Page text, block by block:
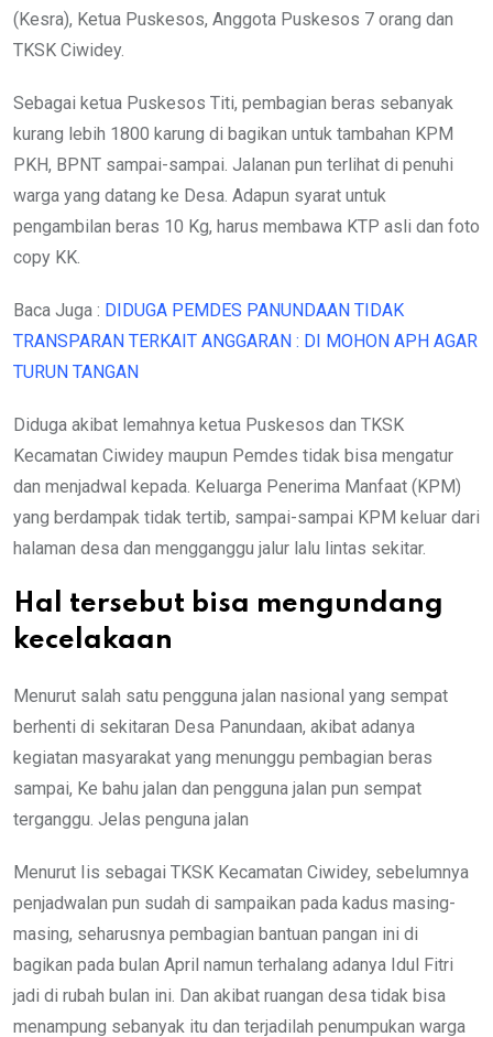
(Kesra), Ketua Puskesos, Anggota Puskesos 7 orang dan
TKSK Ciwidey.
Sebagai ketua Puskesos Titi, pembagian beras sebanyak
kurang lebih 1800 karung di bagikan untuk tambahan KPM
PKH, BPNT sampai-sampai. Jalanan pun terlihat di penuhi
warga yang datang ke Desa. Adapun syarat untuk
pengambilan beras 10 Kg, harus membawa KTP asli dan foto
copy KK.
Baca Juga : DIDUGA PEMDES PANUNDAAN TIDAK
TRANSPARAN TERKAIT ANGGARAN : DI MOHON APH AGAR
TURUN TANGAN
Diduga akibat lemahnya ketua Puskesos dan TKSK
Kecamatan Ciwidey maupun Pemdes tidak bisa mengatur
dan menjadwal kepada. Keluarga Penerima Manfaat (KPM)
yang berdampak tidak tertib, sampai-sampai KPM keluar dari
halaman desa dan mengganggu jalur lalu lintas sekitar.
Hal tersebut bisa mengundang
kecelakaan
Menurut salah satu pengguna jalan nasional yang sempat
berhenti di sekitaran Desa Panundaan, akibat adanya
kegiatan masyarakat yang menunggu pembagian beras
sampai, Ke bahu jalan dan pengguna jalan pun sempat
terganggu. Jelas penguna jalan
Menurut Iis sebagai TKSK Kecamatan Ciwidey, sebelumnya
penjadwalan pun sudah di sampaikan pada kadus masing-
masing, seharusnya pembagian bantuan pangan ini di
bagikan pada bulan April namun terhalang adanya Idul Fitri
jadi di rubah bulan ini. Dan akibat ruangan desa tidak bisa
menampung sebanyak itu dan terjadilah penumpukan warga